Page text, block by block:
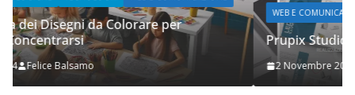
WEB E COMUNICAZIONE
Prupix Studio Grafico
2 Novembre 2023 Felice Balsamo